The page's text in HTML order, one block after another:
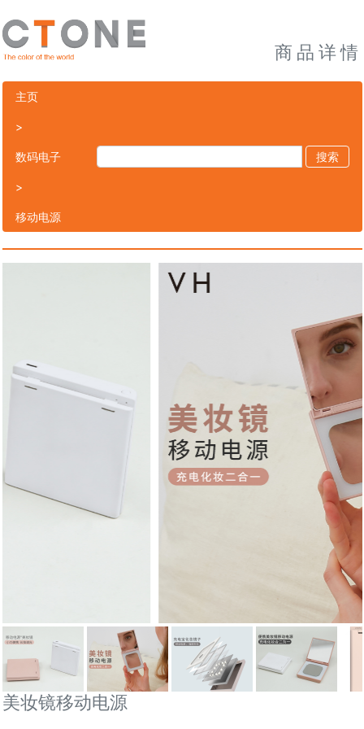
商品详情
主页
>
数码电子
>
移动电源
搜索
美妆镜移动电源